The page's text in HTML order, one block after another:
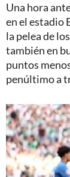
Una hora
en el estadio
la pelea de
también en
puntos
penúltimo a